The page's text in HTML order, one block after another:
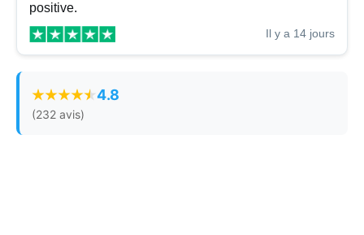
positive.
Il y a 14 jours
4.8
(232 avis)